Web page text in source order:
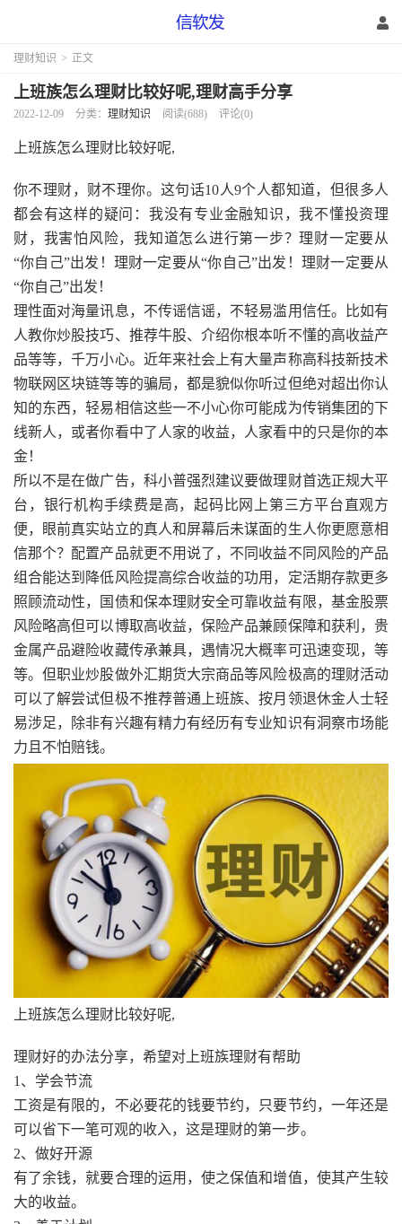
理财知识 > 正文
上班族怎么理财比较好呢,理财高手分享
2022-12-09 分类： 理财知识 阅读(688) 评论(0)
上班族怎么理财比较好呢,
你不理财，财不理你。这句话10人9个人都知道，但很多人
都会有这样的疑问：我没有专业金融知识，我不懂投资理
财，我害怕风险，我知道怎么进行第一步？理财一定要从
“你自己”出发！理财一定要从“你自己”出发！理财一定要从
“你自己”出发！
理性面对海量讯息，不传谣信谣，不轻易滥用信任。比如有
人教你炒股技巧、推荐牛股、介绍你根本听不懂的高收益产
品等等，千万小心。近年来社会上有大量声称高科技新技术
物联网区块链等等的骗局，都是貌似你听过但绝对超出你认
知的东西，轻易相信这些一不小心你可能成为传销集团的下
线新人，或者你看中了人家的收益，人家看中的只是你的本
金！
所以不是在做广告，科小普强烈建议要做理财首选正规大平
台，银行机构手续费是高，起码比网上第三方平台直观方
便，眼前真实站立的真人和屏幕后未谋面的生人你更愿意相
信那个？配置产品就更不用说了，不同收益不同风险的产品
组合能达到降低风险提高综合收益的功用，定活期存款更多
照顾流动性，国债和保本理财安全可靠收益有限，基金股票
风险略高但可以博取高收益，保险产品兼顾保障和获利，贵
金属产品避险收藏传承兼具，遇情况大概率可迅速变现，等
等。但职业炒股做外汇期货大宗商品等风险极高的理财活动
可以了解尝试但极不推荐普通上班族、按月领退休金人士轻
易涉足，除非有兴趣有精力有经历有专业知识有洞察市场能
力且不怕赔钱。
上班族怎么理财比较好呢,
理财好的办法分享，希望对上班族理财有帮助
1、学会节流
工资是有限的，不必要花的钱要节约，只要节约，一年还是
可以省下一笔可观的收入，这是理财的第一步。
2、做好开源
有了余钱，就要合理的运用，使之保值和增值，使其产生较
大的收益。